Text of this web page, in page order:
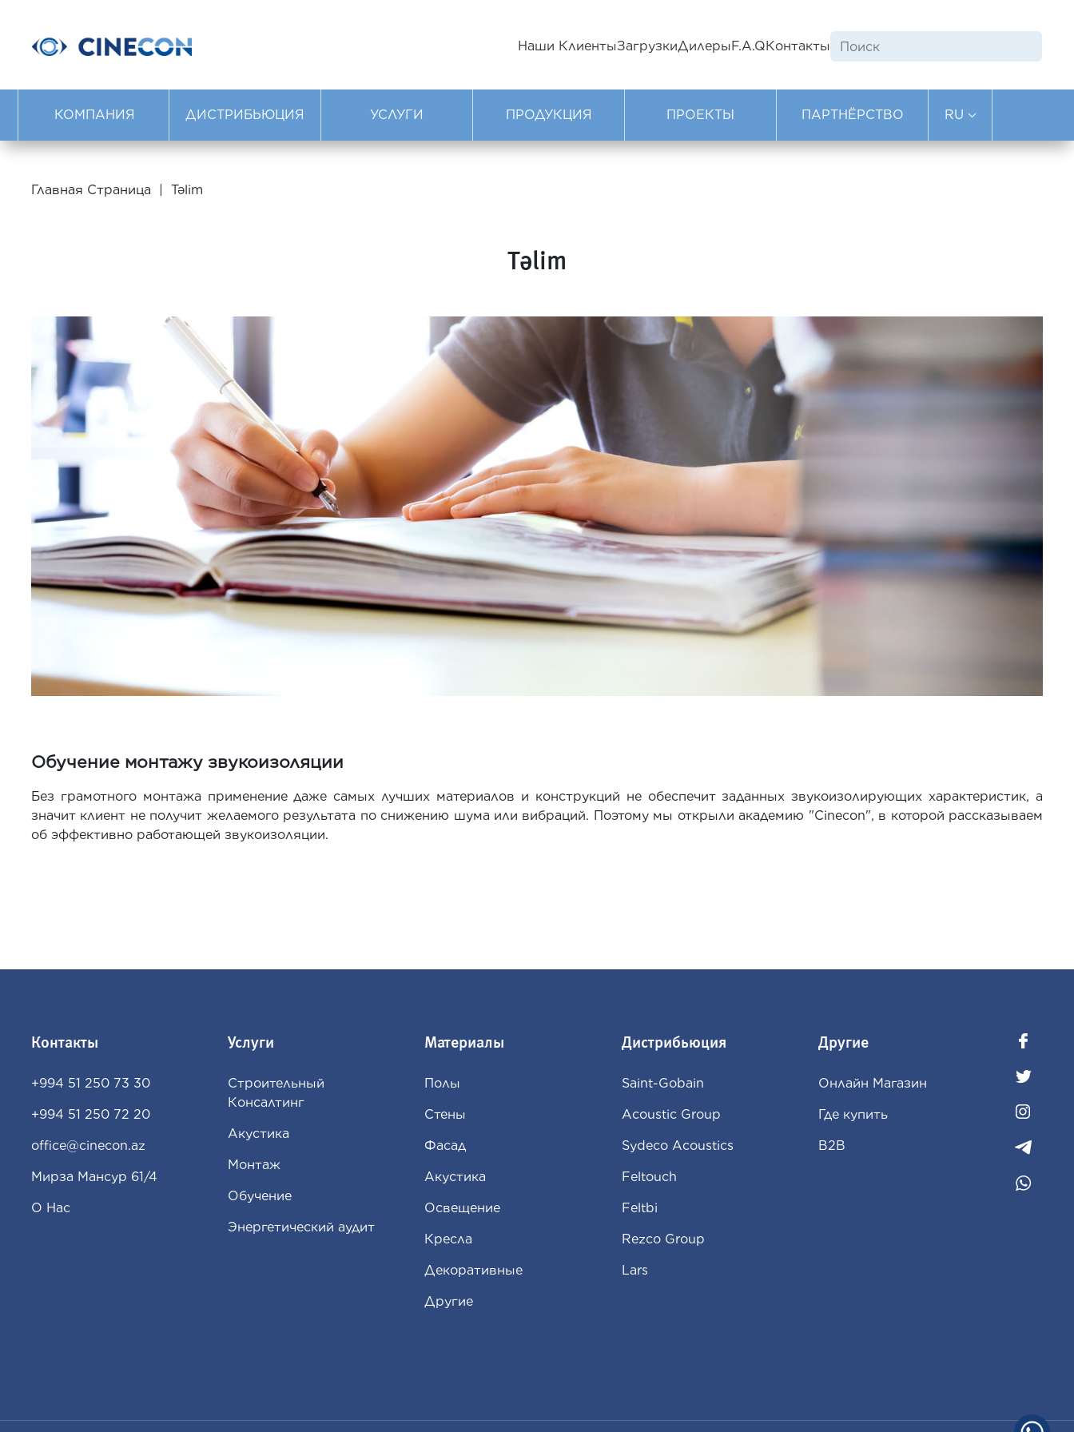
Наши КлиентыЗагрузкиДилерыF.A.QКонтакты
КОМПАНИЯ ДИСТРИБЬЮЦИЯ УСЛУГИ ПРОДУКЦИЯ ПРОЕКТЫ ПАРТНЁРСТВО RU
Главная Страница | Təlim
Təlim
Обучение монтажу звукоизоляции
Без грамотного монтажа применение даже самых лучших материалов и конструкций не обеспечит заданных звукоизолирующих характеристик, а
значит клиент не получит желаемого результата по снижению шума или вибраций. Поэтому мы открыли академию "Cinecon", в которой рассказываем
об эффективно работающей звукоизоляции.
Контакты
+994 51 250 73 30
+994 51 250 72 20
office@cinecon.az
Мирза Мансур 61/4
О Нас
Услуги
Строительный
Консалтинг
Акустика
Монтаж
Обучение
Энергетический аудит
Материалы
Полы
Стены
Фасад
Aкустика
Освещение
Кресла
Декоративные
Другие
Дистрибьюция
Saint-Gobain
Acoustic Group
Sydeco Acoustics
Feltouch
Feltbi
Rezco Group
Lars
Другие
Oнлайн Магазин
Где купить
B2B